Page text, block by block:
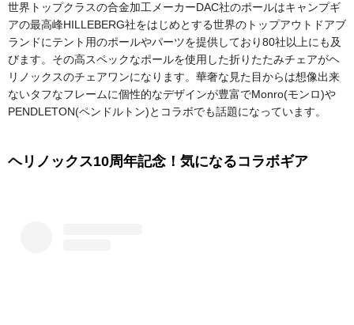
世界トップクラスの合金加工メーカーDAC社のポールはキャンプギ
アの最高峰HILLEBERG社をはじめとする世界のトップアウトドアブ
ランドにテント用のポールやパーツを提供しており80社以上にも及
びます。その高スペックなポールを使用した折りたたみチェアがヘ
リノックスのチェアワンになります。華奢な見た目からは想像出来
ないタフなフレームに個性的なデザインが豊富でMonro(モンロ)や
PENDLETON(ペンドルトン)とコラボでも話題になっています。
ヘリノックス10周年記念！気になるコラボギア